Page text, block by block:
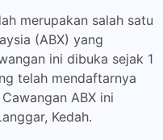
merupakan salah satu
(ABX) yang
ini dibuka sejak 1
telah mendaftarnya
ABX ini
Kedah.